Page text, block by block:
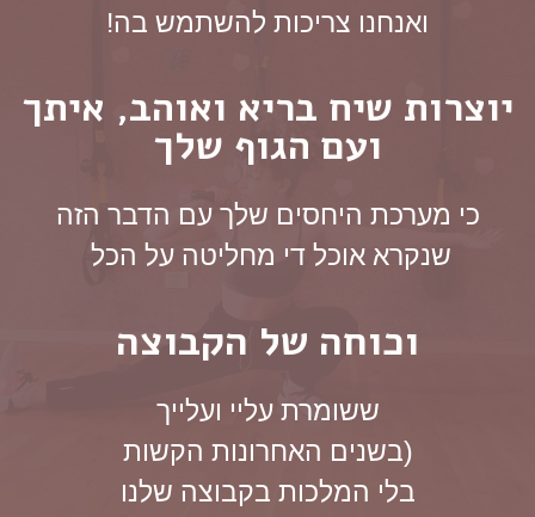
ואנחנו צריכות להשתמש בה!
יוצרות שיח בריא ואוהב, איתך
ועם הגוף שלך
כי מערכת היחסים שלך עם הדבר הזה
שנקרא אוכל די מחליטה על הכל
וכוחה של הקבוצה
ששומרת עליי ועלייך
(בשנים האחרונות הקשות
בלי המלכות בקבוצה שלנו